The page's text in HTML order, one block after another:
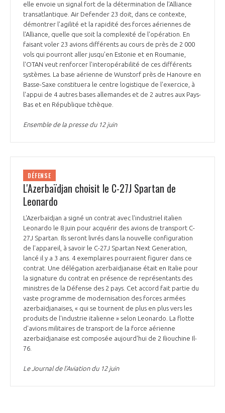
elle envoie un signal fort de la détermination de l'Alliance
transatlantique. Air Defender 23 doit, dans ce contexte,
démontrer l'agilité et la rapidité des forces aériennes de
l'Alliance, quelle que soit la complexité de l'opération. En
faisant voler 23 avions différents au cours de près de 2 000
vols qui pourront aller jusqu'en Estonie et en Roumanie,
l'OTAN veut renforcer l'interopérabilité de ces différents
systèmes. La base aérienne de Wunstorf près de Hanovre en
Basse-Saxe constituera le centre logistique de l'exercice, à
l'appui de 4 autres bases allemandes et de 2 autres aux Pays-
Bas et en République tchèque.
Ensemble de la presse du 12 juin
DÉFENSE
L'Azerbaïdjan choisit le C-27J Spartan de
Leonardo
L'Azerbaïdjan a signé un contrat avec l'industriel italien
Leonardo le 8 juin pour acquérir des avions de transport C-
27J Spartan. Ils seront livrés dans la nouvelle configuration
de l'appareil, à savoir le C-27J Spartan Next Generation,
lancé il y a 3 ans. 4 exemplaires pourraient figurer dans ce
contrat. Une délégation azerbaïdjanaise était en Italie pour
la signature du contrat en présence de représentants des
ministres de la Défense des 2 pays. Cet accord fait partie du
vaste programme de modernisation des forces armées
azerbaïdjanaises, « qui se tournent de plus en plus vers les
produits de l'industrie italienne » selon Leonardo. La flotte
d'avions militaires de transport de la force aérienne
azerbaïdjanaise est composée aujourd'hui de 2 Iliouchine Il-
76.
Le Journal de l’Aviation du 12 juin